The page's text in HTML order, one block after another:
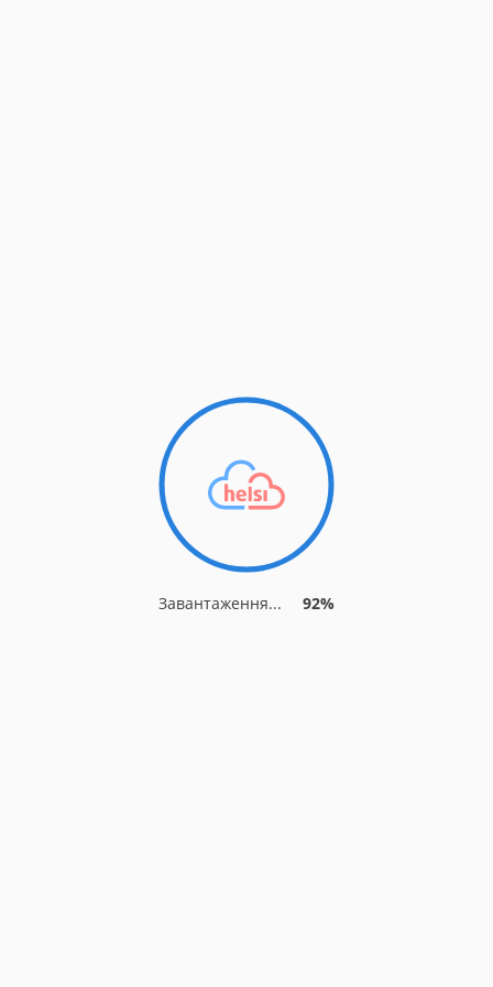
Завантаження... 92%